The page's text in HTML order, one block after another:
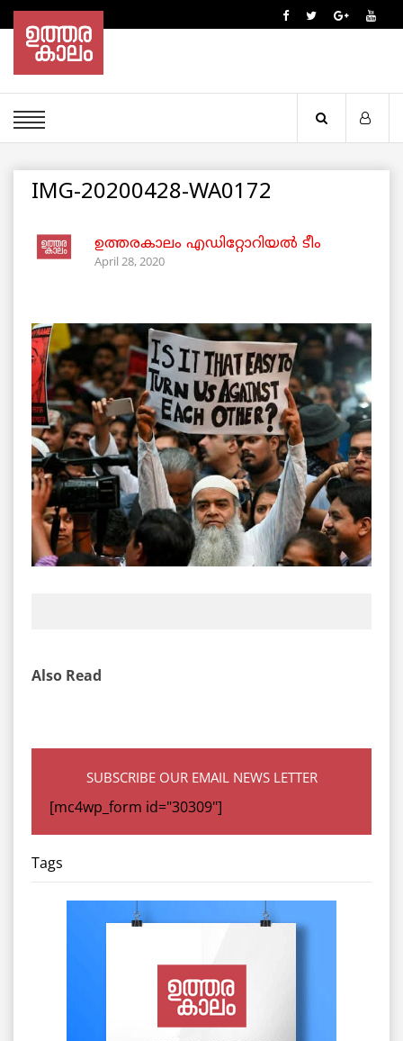
IMG-20200428-WA0172
ഉത്തരകാലം എഡിറ്റോറിയല്‍ ടീം
April 28, 2020
Also Read
SUBSCRIBE OUR EMAIL NEWS LETTER
[mc4wp_form id="30309"]
Tags